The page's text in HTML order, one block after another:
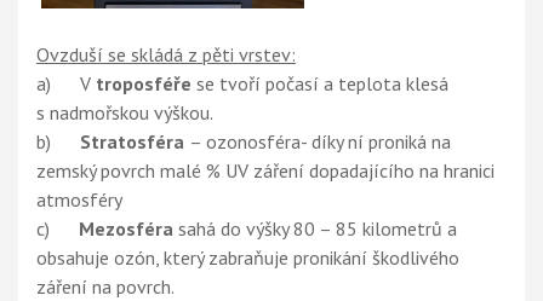
Ovzduší se skládá z pěti vrstev:
a) V troposféře se tvoří počasí a teplota klesá
s nadmořskou výškou.
b) Stratosféra – ozonosféra- díky ní proniká na
zemský povrch malé % UV záření dopadajícího na hranici
atmosféry
c) Mezosféra sahá do výšky 80 – 85 kilometrů a
obsahuje ozón, který zabraňuje pronikání škodlivého
záření na povrch.